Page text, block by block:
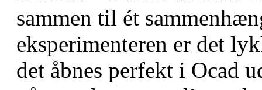
sammen til ét
eksperimenteren er det
det åbnes perfekt i Ocad